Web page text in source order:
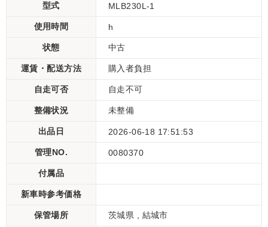
型式 MLB230L-1
使用時間 h
状態 中古
運賃・配送方法 購入者負担
自走可否 自走不可
整備状況 未整備
出品日 2026-06-18 17:51:53
管理NO. 0080370
付属品
新車時参考価格
保管場所 茨城県 , 結城市